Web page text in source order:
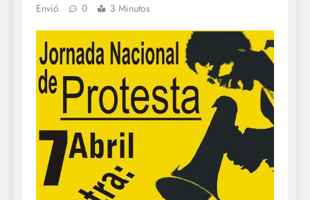
Envió
0 3 Minutos